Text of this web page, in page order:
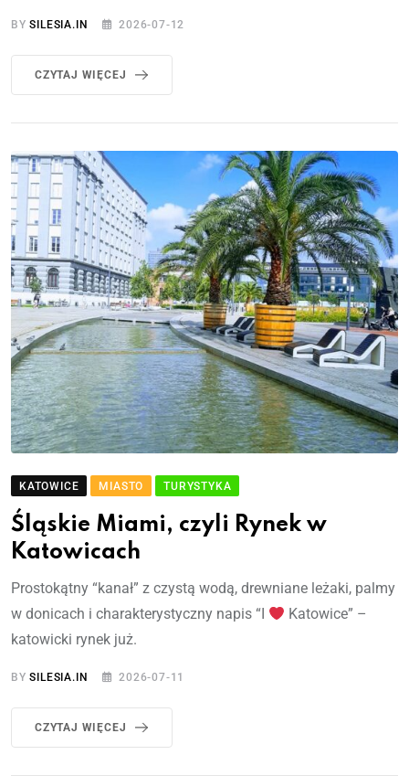
BYSILESIA.IN 2026-07-12
CZYTAJ WIĘCEJ
KATOWICE MIASTO TURYSTYKA
Śląskie Miami, czyli Rynek w
Katowicach
Prostokątny “kanał” z czystą wodą, drewniane leżaki, palmy
w donicach i charakterystyczny napis “I
Katowice” –
katowicki rynek już.
BYSILESIA.IN 2026-07-11
CZYTAJ WIĘCEJ